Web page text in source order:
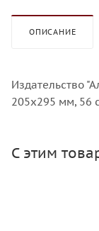
ОПИСАНИЕ
Издательство
205х295 мм, 56
С этим